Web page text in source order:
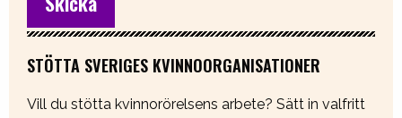
STÖTTA SVERIGES KVINNOORGANISATIONER
Vill du stötta kvinnorörelsens arbete? Sätt in valfritt